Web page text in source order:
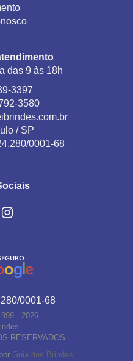
das 9 às 18h
3397
3580
/ SP
0001-68
0001-68
- 2026.
RESERVADOS.
Guia dos Brindes